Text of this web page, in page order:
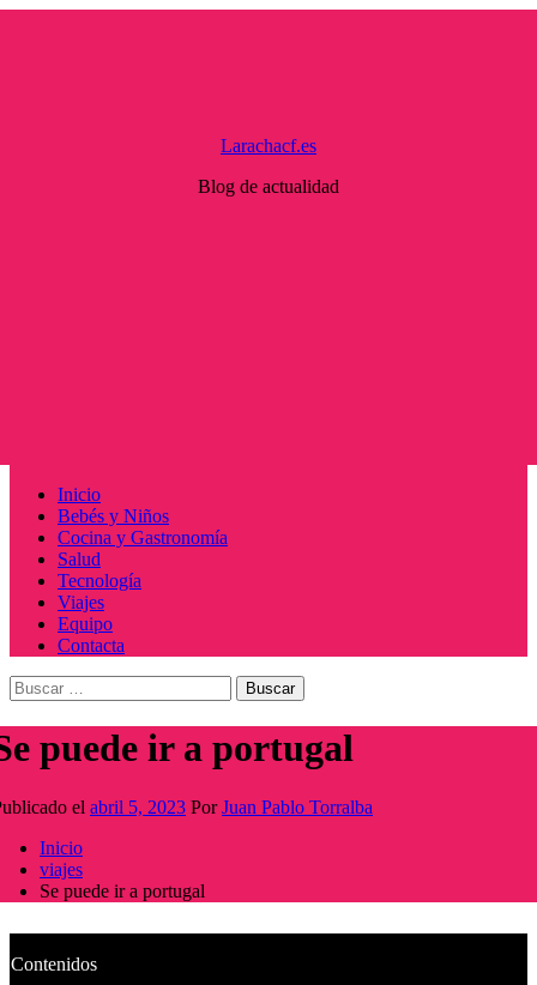
Larachacf.es
Blog de actualidad
Menú
principal
Inicio
Bebés y Niños
Cocina y Gastronomía
Salud
Tecnología
Viajes
Equipo
Contacta
Buscar:
puede ir a portugal
el abril 5, 2023 PorJuan Pablo Torralba
Inicio
viajes
Se puede ir a portugal
Contenidos